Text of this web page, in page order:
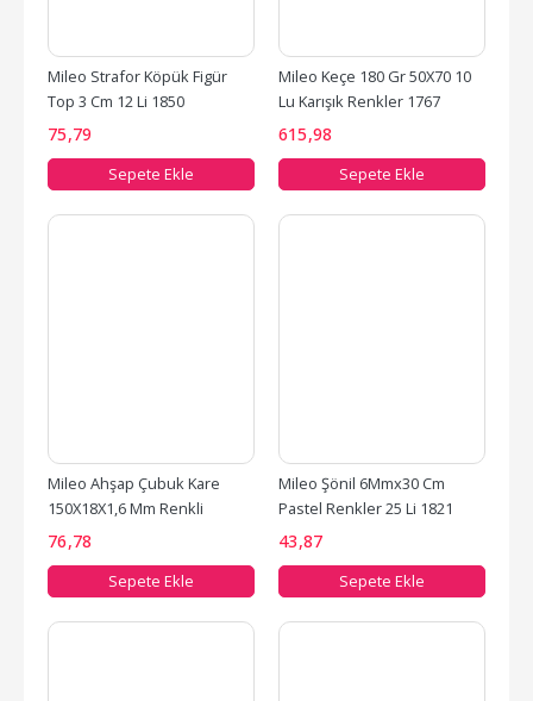
Mileo Strafor Köpük Figür
Top 3 Cm 12 Li 1850
75,79
Sepete Ekle
Mileo Keçe 180 Gr 50X70 10
Lu Karışık Renkler 1767
615,98
Sepete Ekle
Mileo Ahşap Çubuk Kare
150X18X1,6 Mm Renkli
76,78
Sepete Ekle
Mileo Şönil 6Mmx30 Cm
Pastel Renkler 25 Li 1821
43,87
Sepete Ekle